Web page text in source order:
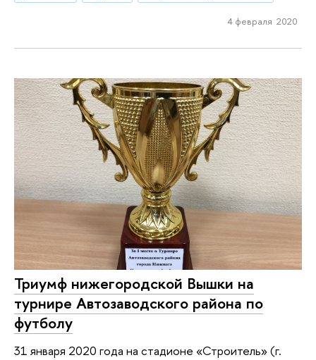
4 февраля 2020
Триумф нижегородской Вышки на
турнире Автозаводского района по
футболу
31 января 2020 года на стадионе «Строитель» (г.